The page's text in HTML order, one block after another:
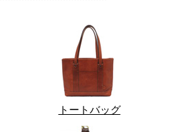
トートバッグ